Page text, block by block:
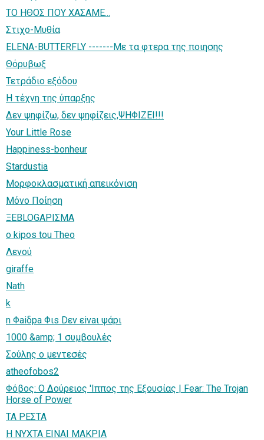
TΟ ΗΘΟΣ ΠΟΥ ΧΑΣΑΜΕ...
Στιχο-Μυθία
ELENA-BUTTERFLY -------Με τα φτερα της ποιησης
Θόρυβωξ
Τετράδιο εξόδου
H τέχνη της ύπαρξης
Δεν ψηφίζω, δεν ψηφίζεις,ΨΗΦΙΖΕΙ!!!
Your Little Rose
Happiness-bonheur
Stardustia
Μορφοκλασματική απεικόνιση
Μόνο Ποίηση
ΞΕBLOGΑΡΙΣΜΑ
o kipos tou Theo
Λενού
giraffe
Nath
k
n Φaiδpa Φιs Dεv εivaι ψάpι
1000 &amp; 1 συμβουλές
Σούλης ο μεντεσές
atheofobos2
Φόβος: Ο Δούρειος 'Ιππος της Εξουσίας | Fear: The Trojan
Horse of Power
ΤΑ ΡΕΣΤΑ
Η ΝΥΧΤΑ ΕΙΝΑΙ ΜΑΚΡΙΑ